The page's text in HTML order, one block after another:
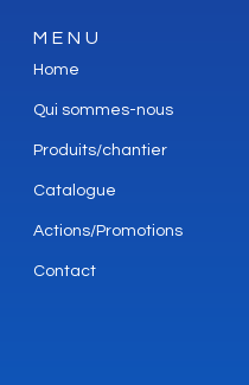
MENU
Home
Qui sommes-nous
Produits/chantier
Catalogue
Actions/Promotions
Contact